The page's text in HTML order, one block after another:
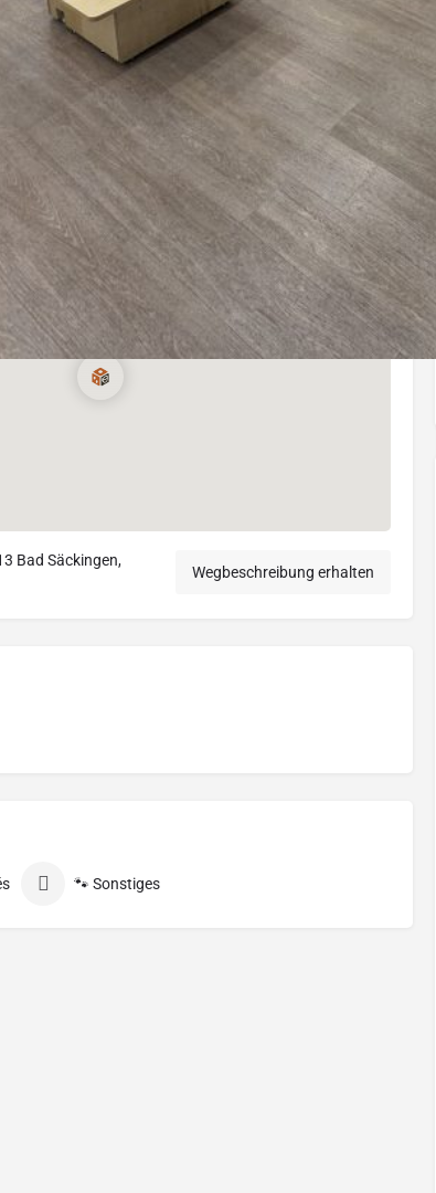
Art (Brettspiele, Gesellschaftsspiele, Trading Card
Das integrierte kleine Café lädt zum Verweilen und
Atmosphäre ein. Komm doch einfach mal vorbei.
Bad Säckingen,
Wegbeschreibung erhalten
🐾 Sonstiges